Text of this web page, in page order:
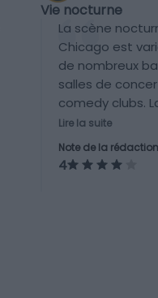
Vie nocturne
La scène
Chicago est
de nombreux
salles de
comedy clubs.
également
pour ses scènes
et jazz. Même si
Lire la suite
Note de la
4